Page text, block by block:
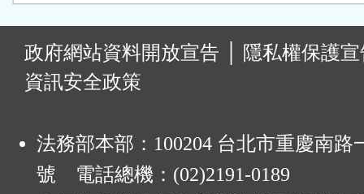
政府網站資料開放宣告
隱私權保護
資訊安全政策
法務部本部：100204 台北市重慶南路
號 電話總機：(02)2191-0189